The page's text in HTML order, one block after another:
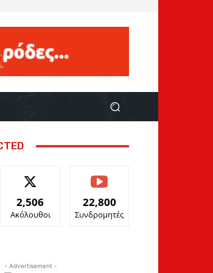
2,506
Ακόλουθοι
22,800
Συνδρομητές
- Advertisement -